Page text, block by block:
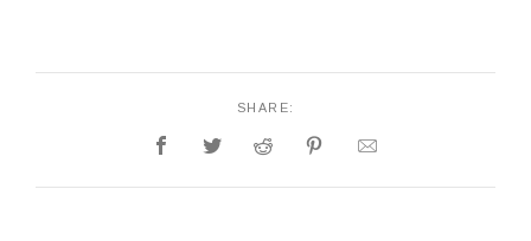
SHARE: